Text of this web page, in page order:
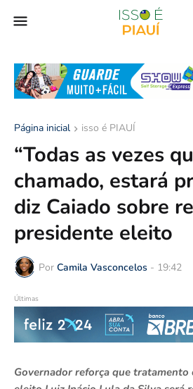
Página inicial isso é PIAUÍ
“Todas as vezes
chamado, estará
diz Caiado sobre
presidente eleito
Por Camila Vasconcelos - 19:42
Últimas
Governador reforça que tratamento